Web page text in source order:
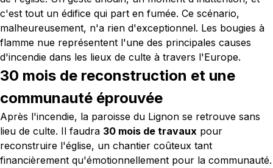
c'est tout un édifice qui part en fumée. Ce scénario,
malheureusement, n'a rien d'exceptionnel. Les bougies à
flamme nue représentent l'une des principales causes
d'incendie dans les lieux de culte à travers l'Europe.
30 mois de reconstruction et une
communauté éprouvée
Après l'incendie, la paroisse du Lignon se retrouve sans
lieu de culte. Il faudra 30 mois de travaux pour
reconstruire l'église, un chantier coûteux tant
financièrement qu'émotionnellement pour la communauté.